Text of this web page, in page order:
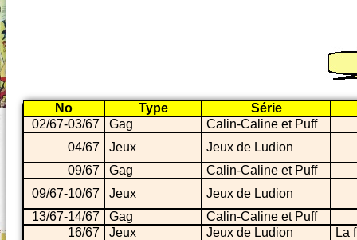
No Type
Série
02/67-03/67
Gag
Calin-Caline et Puff
04/67
Jeux
Jeux de Ludion
09/67
Gag
Calin-Caline et Puff
09/67-10/67
Jeux
Jeux de Ludion
13/67-14/67
Gag
Calin-Caline et Puff
16/67
Jeux Jeux de Ludion
La